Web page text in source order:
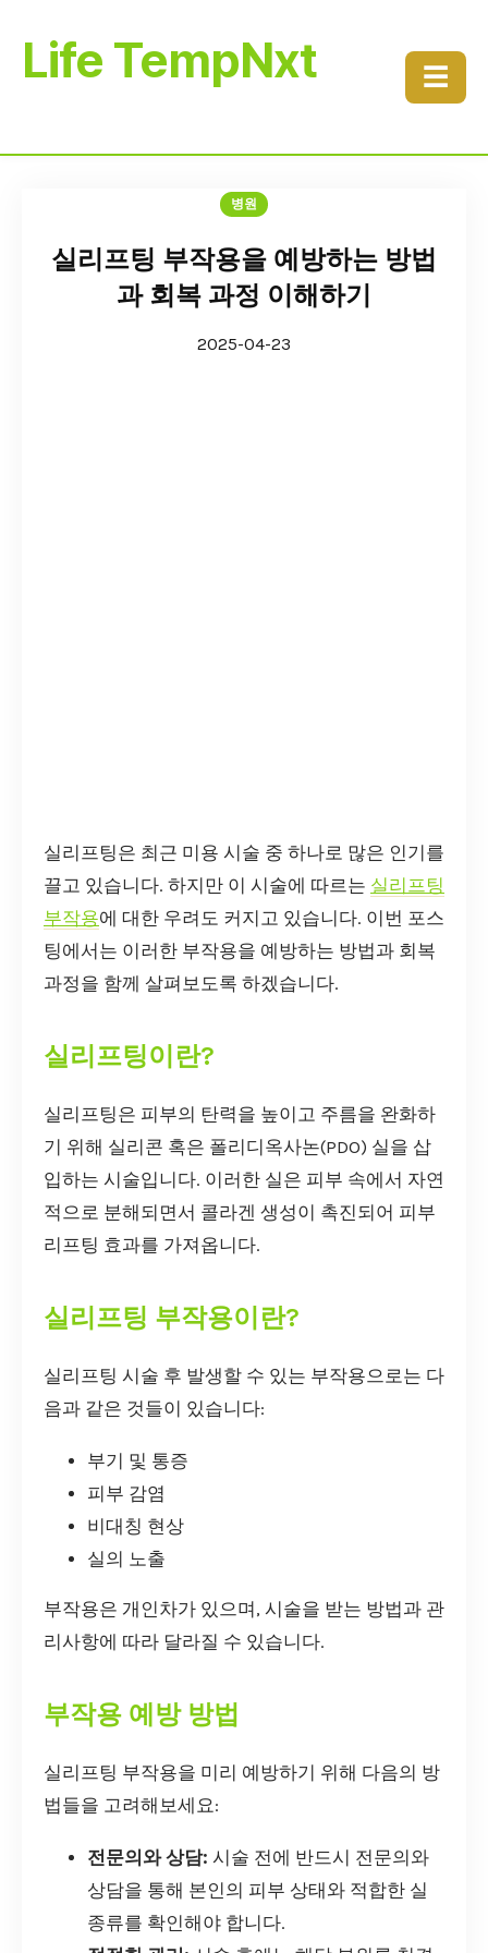
Life TempNxt ☰
병원
실리프팅 부작용을 예방하는 방법
과 회복 과정 이해하기
2025-04-23
실리프팅은 최근 미용 시술 중 하나로 많은 인기를
끌고 있습니다. 하지만 이 시술에 따르는 실리프팅
부작용에 대한 우려도 커지고 있습니다. 이번 포스
팅에서는 이러한 부작용을 예방하는 방법과 회복
과정을 함께 살펴보도록 하겠습니다.
실리프팅이란?
실리프팅은 피부의 탄력을 높이고 주름을 완화하
기 위해 실리콘 혹은 폴리디옥사논(PDO) 실을 삽
입하는 시술입니다. 이러한 실은 피부 속에서 자연
적으로 분해되면서 콜라겐 생성이 촉진되어 피부
리프팅 효과를 가져옵니다.
실리프팅 부작용이란?
실리프팅 시술 후 발생할 수 있는 부작용으로는 다
음과 같은 것들이 있습니다:
부기 및 통증
피부 감염
비대칭 현상
실의 노출
부작용은 개인차가 있으며, 시술을 받는 방법과 관
리사항에 따라 달라질 수 있습니다.
부작용 예방 방법
실리프팅 부작용을 미리 예방하기 위해 다음의 방
법들을 고려해보세요:
전문의와 상담: 시술 전에 반드시 전문의와
상담을 통해 본인의 피부 상태와 적합한 실
종류를 확인해야 합니다.